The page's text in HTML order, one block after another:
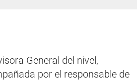
General del nivel,
por el responsable de